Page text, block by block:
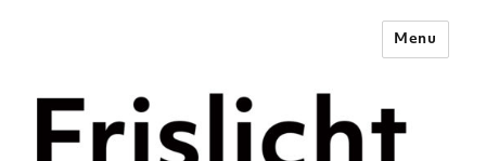
Merkstrategie voor het
digitale tijdperk –
Frislicht
Menu